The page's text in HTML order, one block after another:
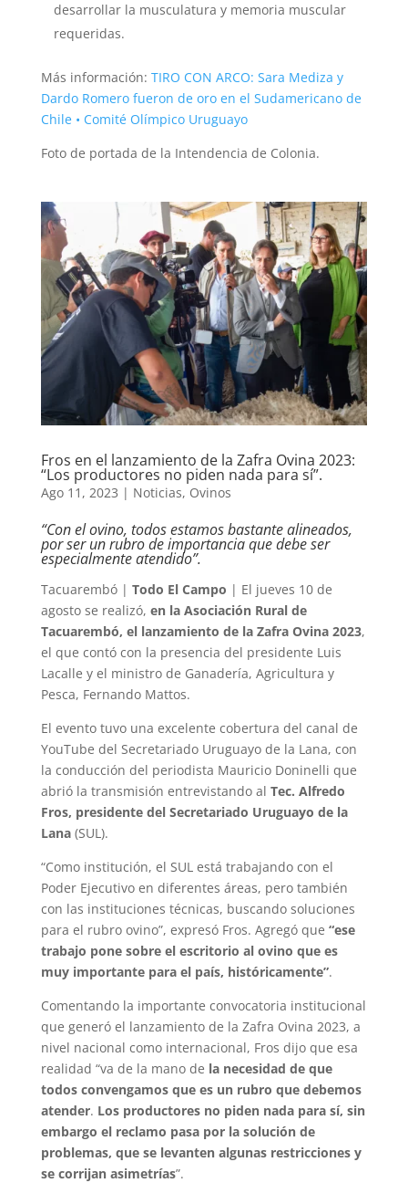
desarrollar la musculatura y memoria muscular
requeridas.
Más información: TIRO CON ARCO: Sara Mediza y
Dardo Romero fueron de oro en el Sudamericano de
Chile • Comité Olímpico Uruguayo
Foto de portada de la Intendencia de Colonia.
Fros en el lanzamiento de la Zafra Ovina 2023:
“Los productores no piden nada para sí”.
Ago 11, 2023 | Noticias, Ovinos
“Con el ovino, todos estamos bastante alineados,
por ser un rubro de importancia que debe ser
especialmente atendido”.
Tacuarembó | Todo El Campo | El jueves 10 de
agosto se realizó, en la Asociación Rural de
Tacuarembó, el lanzamiento de la Zafra Ovina 2023,
el que contó con la presencia del presidente Luis
Lacalle y el ministro de Ganadería, Agricultura y
Pesca, Fernando Mattos.
El evento tuvo una excelente cobertura del canal de
YouTube del Secretariado Uruguayo de la Lana, con
la conducción del periodista Mauricio Doninelli que
abrió la transmisión entrevistando al Tec. Alfredo
Fros, presidente del Secretariado Uruguayo de la
Lana(SUL).
“Como institución, el SUL está trabajando con el
Poder Ejecutivo en diferentes áreas, pero también
con las instituciones técnicas, buscando soluciones
para el rubro ovino”, expresó Fros. Agregó que “ese
trabajo pone sobre el escritorio al ovino que es
muy importante para el país, históricamente”.
Comentando la importante convocatoria institucional
que generó el lanzamiento de la Zafra Ovina 2023, a
nivel nacional como internacional, Fros dijo que esa
realidad “va de la mano de la necesidad de que
todos convengamos que es un rubro que debemos
atender. Los productores no piden nada para sí, sin
embargo el reclamo pasa por la solución de
problemas, que se levanten algunas restricciones y
se corrijan asimetrías”.